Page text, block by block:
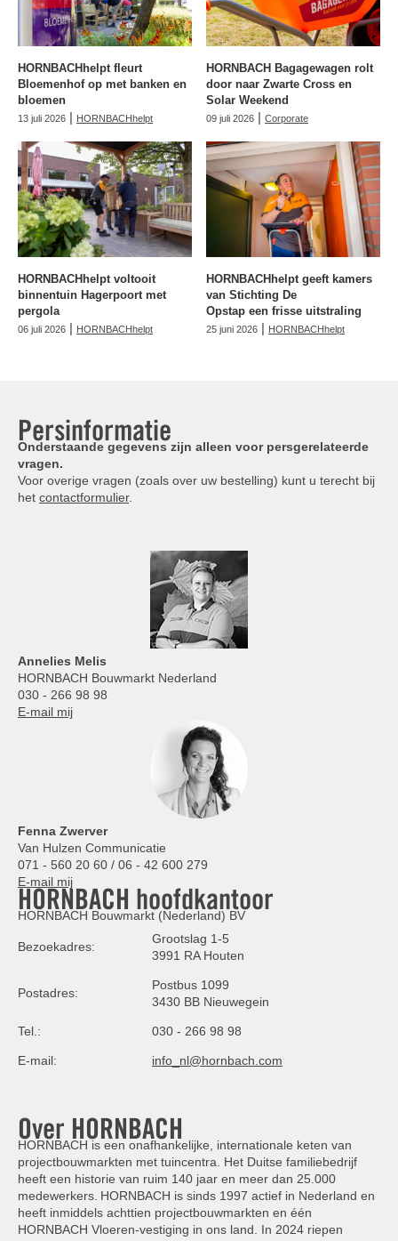
HORNBACHhelpt fleurt
Bloemenhof op met banken en
bloemen
13 juli 2026 | HORNBACHhelpt
HORNBACH Bagagewagen rolt
door naar Zwarte Cross en
Solar Weekend
09 juli 2026 | Corporate
HORNBACHhelpt voltooit
binnentuin Hagerpoort met
pergola
06 juli 2026 | HORNBACHhelpt
HORNBACHhelpt geeft kamers
van Stichting De
Opstap een frisse uitstraling
25 juni 2026 | HORNBACHhelpt
Persinformatie
Onderstaande gegevens zijn alleen voor persgerelateerde
vragen.
Voor overige vragen (zoals over uw bestelling) kunt u terecht bij
het contactformulier.
Annelies Melis
HORNBACH Bouwmarkt Nederland
030 - 266 98 98
E-mail mij
Fenna Zwerver
Van Hulzen Communicatie
071 - 560 20 60 / 06 - 42 600 279
E-mail mij
HORNBACH hoofdkantoor
HORNBACH Bouwmarkt (Nederland) BV
Bezoekadres:
Grootslag 1-5
3991 RA Houten
Postadres:
Postbus 1099
3430 BB Nieuwegein
Tel.: 030 - 266 98 98
E-mail: info_nl@hornbach.com
Over HORNBACH
HORNBACH is een onafhankelijke, internationale keten van
projectbouwmarkten met tuincentra. Het Duitse familiebedrijf
heeft een historie van ruim 140 jaar en meer dan 25.000
medewerkers. HORNBACH is sinds 1997 actief in Nederland en
heeft inmiddels achttien projectbouwmarkten en één
HORNBACH Vloeren-vestiging in ons land. In 2024 riepen